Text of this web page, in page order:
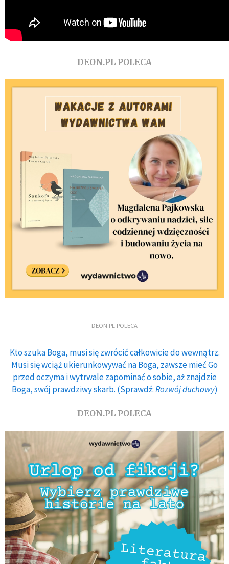
DEON.PL POLECA
DEON.PL POLECA
Kto szuka Boga, musi się zwrócić całkowicie do wewnątrz.
Musi się wciąż ukierunkowywać na Boga, zawsze mieć Go
przed oczyma i wytrwale zapominać o sobie, aż znajdzie
Boga, swój prawdziwy skarb. (Sprawdź:Rozwój duchowy)
DEON.PL POLECA